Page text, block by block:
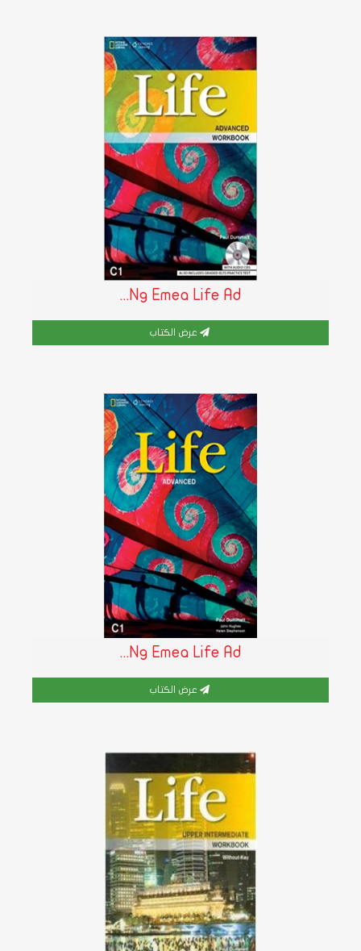
Ng Emea Life Ad...
عرض الكتاب
Ng Emea Life Ad...
عرض الكتاب